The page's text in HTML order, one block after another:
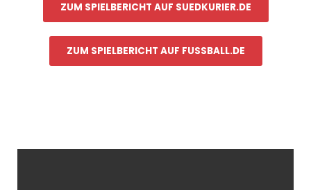
ZUM SPIELBERICHT AUF SUEDKURIER.DE
ZUM SPIELBERICHT AUF FUSSBALL.DE